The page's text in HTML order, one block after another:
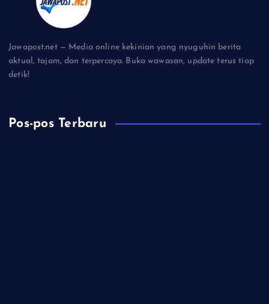
Jawapost.net — Media online kekinian yang nyuguhin berita
aktual, tajam, dan terpercaya. Buka wawasan, update terus tiap
detik!
Pos-pos Terbaru